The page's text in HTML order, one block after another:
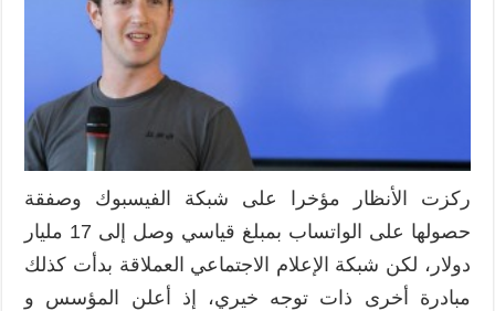
SocialEDU
لفائدة
التعليم
الإجتماعي
في
رواندا
مغلقة
ركزت الأنظار مؤخرا على شبكة الفيسبوك وصفقة
حصولها على الواتساب بمبلغ قياسي وصل إلى 17 مليار
دولار، لكن شبكة الإعلام الاجتماعي العملاقة بدأت كذلك
مبادرة أخرى ذات توجه خيري، إذ أعلن المؤسس و